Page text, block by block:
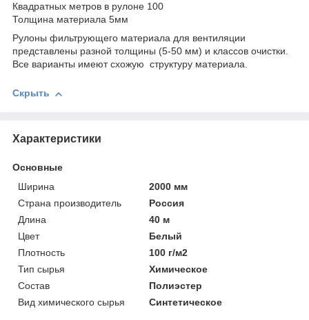
Квадратных метров в рулоне 100
Толщина материала 5мм
Рулоны фильтрующего материала для вентиляции
представлены разной толщины (5-50 мм) и классов очистки.
Все варианты имеют схожую структуру материала.
Скрыть
Характеристики
Основные
Ширина
2000 мм
Страна производитель
Россия
Длина
40 м
Цвет
Белый
Плотность
100 г/м2
Тип сырья
Химическое
Состав
Полиэстер
Вид химического сырья
Синтетическое